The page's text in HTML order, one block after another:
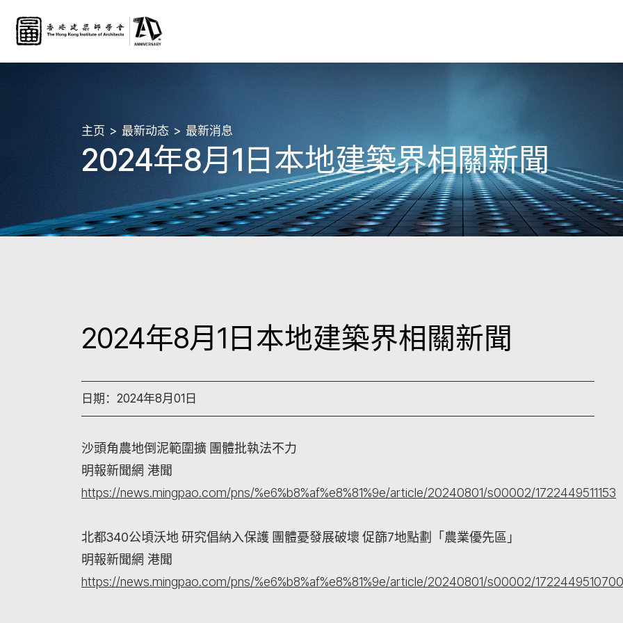
主页 最新动态 最新消息
2024年8月1日本地建築界相關新聞
2024年8月1日本地建築界相關新聞
日期：2024年8月01日
沙頭角農地倒泥範圍擴 團體批執法不力
明報新聞網 港聞
https://news.mingpao.com/pns/%e6%b8%af%e8%81%9e/article/20240801/s00002/1722449511153
北都340公頃沃地 研究倡納入保護 團體憂發展破壞 促篩7地點劃「農業優先區」
明報新聞網 港聞
https://news.mingpao.com/pns/%e6%b8%af%e8%81%9e/article/20240801/s00002/1722449510700